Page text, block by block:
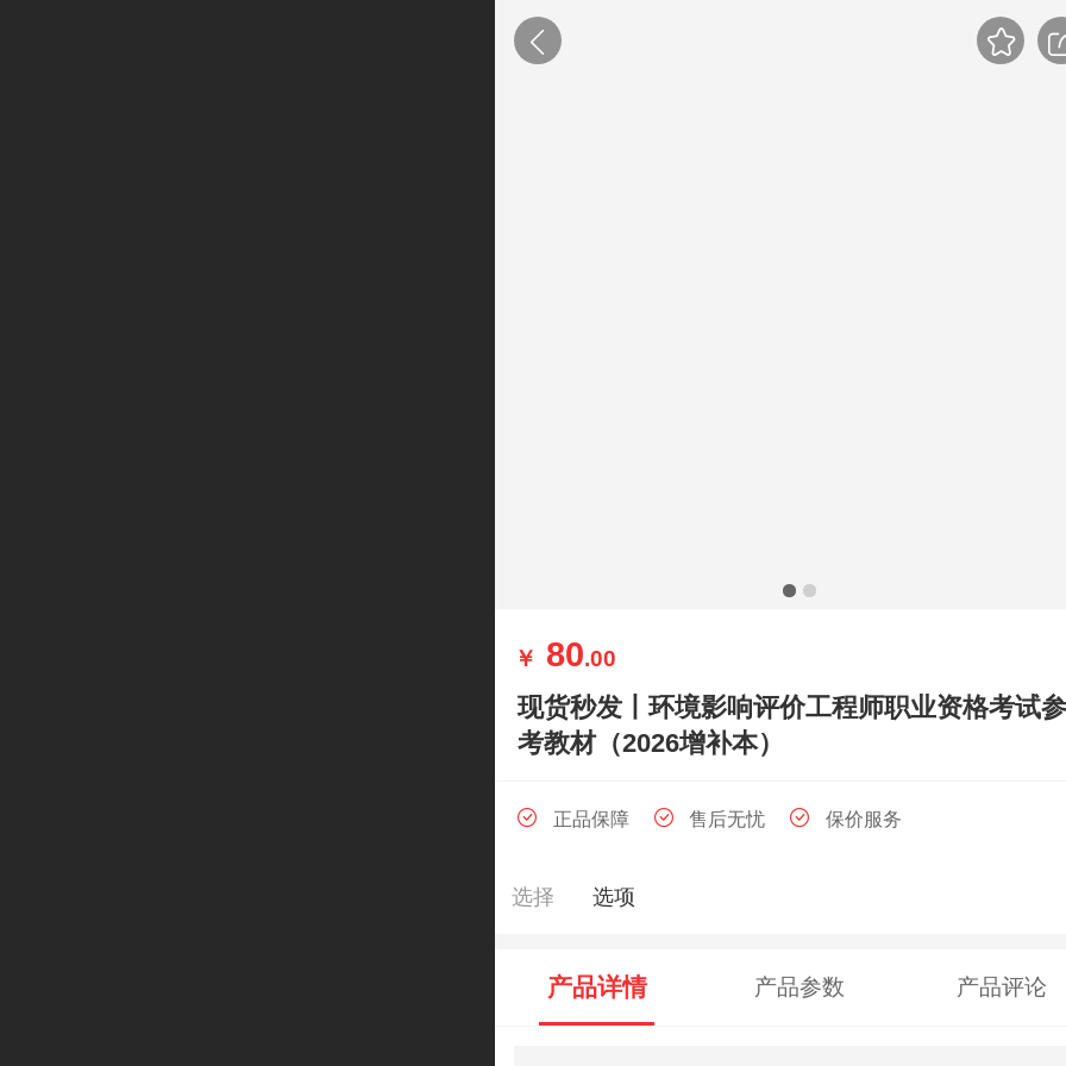
￥ 80.00
现货秒发丨环境影响评价工程师职业资格考试
考教材（2026增补本）
正品保障 售后无忧 保价服务
选择 选项
产品详情 产品参数 产品评论